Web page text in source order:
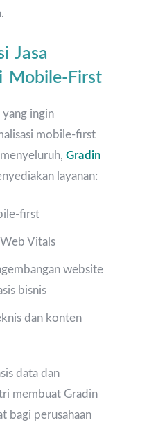
Jasa
Mobile-First
yang ingin
mobile-first
Gradin
layanan:
first
Vitals
website
bisnis
dan konten
data dan
membuat Gradin
bagi perusahaan